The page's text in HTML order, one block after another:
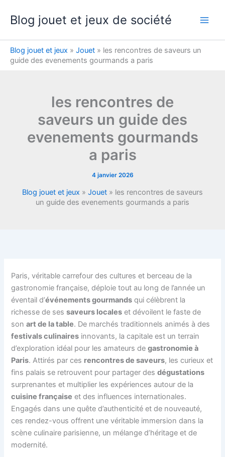
Blog jouet et jeux de société
Blog jouet et jeux » Jouet » les rencontres de saveurs un
guide des evenements gourmands a paris
les rencontres de
saveurs un guide des
evenements gourmands
a paris
4 janvier 2026
Blog jouet et jeux » Jouet » les rencontres de saveurs
un guide des evenements gourmands a paris
Paris, véritable carrefour des cultures et berceau de la
gastronomie française, déploie tout au long de l’année un
éventail d’événements gourmands qui célèbrent la
richesse de sessaveurs locales et dévoilent le faste de
sonart de la table. De marchés traditionnels animés à des
festivals culinaires innovants, la capitale est un terrain
d’exploration idéal pour les amateurs degastronomie à
Paris. Attirés par ces rencontres de saveurs, les curieux et
fins palais se retrouvent pour partager desdégustations
surprenantes et multiplier les expériences autour de la
cuisine française et des influences internationales.
Engagés dans une quête d’authenticité et de nouveauté,
ces rendez-vous offrent une véritable immersion dans la
scène culinaire parisienne, un mélange d’héritage et de
modernité.